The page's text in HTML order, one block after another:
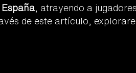
España, atrayendo a
de este artículo,